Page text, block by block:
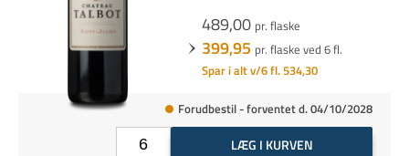
489,00 pr. flaske
399,95 pr. flaske ved 6 fl.
Spar i alt v/6 fl. 534,30
Forudbestil - forventet d. 04/10/2028
LÆG I KURVEN